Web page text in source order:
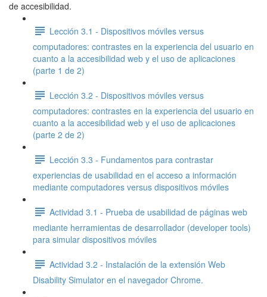
de accesibilidad.
Lección 3.1 - Dispositivos móviles versus
computadores: contrastes en la experiencia del usuario en
cuanto a la accesibilidad web y el uso de aplicaciones
(parte 1 de 2)
Lección 3.2 - Dispositivos móviles versus
computadores: contrastes en la experiencia del usuario en
cuanto a la accesibilidad web y el uso de aplicaciones
(parte 2 de 2)
Lección 3.3 - Fundamentos para contrastar
experiencias de usabilidad en el acceso a información
mediante computadores versus dispositivos móviles
Actividad 3.1 - Prueba de usabilidad de páginas web
mediante herramientas de desarrollador (developer tools)
para simular dispositivos móviles
Actividad 3.2 - Instalación de la extensión Web
Disability Simulator en el navegador Chrome.